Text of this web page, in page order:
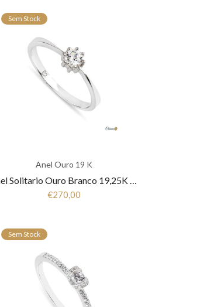
Sem Stock
Anel Ouro 19 K
Anel Solitario Ouro Branco 19,25K ANR5595B
€270,00
Sem Stock